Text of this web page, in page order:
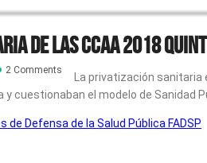
DE LAS CCAA 2018
2 Comments
La privatización sanitaria
cuestionaban el modelo de Sanidad
de Defensa de la Salud Pública FADSP